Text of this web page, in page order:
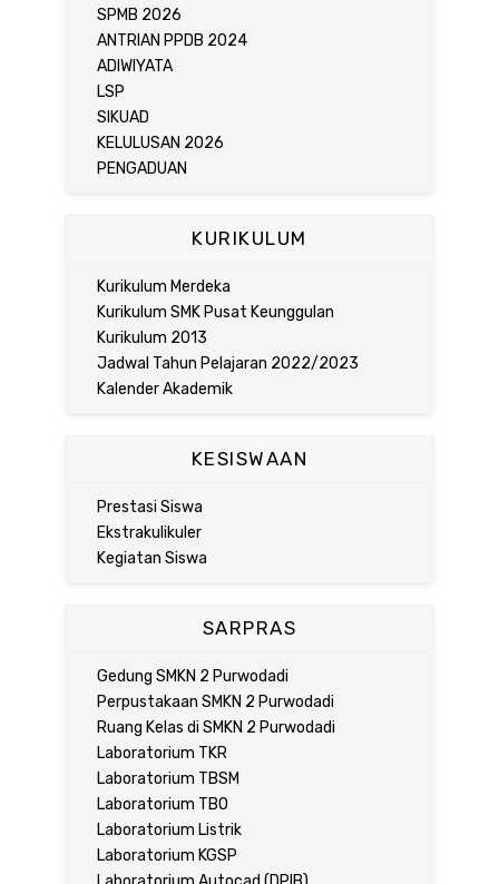
SPMB 2026
ANTRIAN PPDB 2024
ADIWIYATA
LSP
SIKUAD
KELULUSAN 2026
PENGADUAN
KURIKULUM
Kurikulum Merdeka
Kurikulum SMK Pusat Keunggulan
Kurikulum 2013
Jadwal Tahun Pelajaran 2022/2023
Kalender Akademik
KESISWAAN
Prestasi Siswa
Ekstrakulikuler
Kegiatan Siswa
SARPRAS
Gedung SMKN 2 Purwodadi
Perpustakaan SMKN 2 Purwodadi
Ruang Kelas di SMKN 2 Purwodadi
Laboratorium TKR
Laboratorium TBSM
Laboratorium TBO
Laboratorium Listrik
Laboratorium KGSP